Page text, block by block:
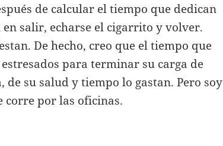
de calcular el tiempo que dedican
salir, echarse el cigarrito y volver.
De hecho, creo que el tiempo que
para terminar su carga de
su salud y tiempo lo gastan. Pero soy
corre por las oficinas.